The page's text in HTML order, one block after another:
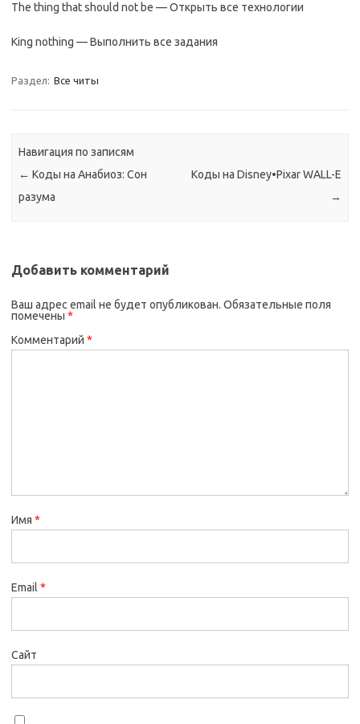
The thing that should not be — Открыть все технологии
King nothing — Выполнить все задания
Раздел: Все читы
Навигация по записям
← Коды на Анабиоз: Сон
разума
Коды на Disney•Pixar WALL-E
→
Добавить комментарий
Ваш адрес email не будет опубликован. Обязательные поля
помечены *
Комментарий *
Имя *
Email *
Сайт